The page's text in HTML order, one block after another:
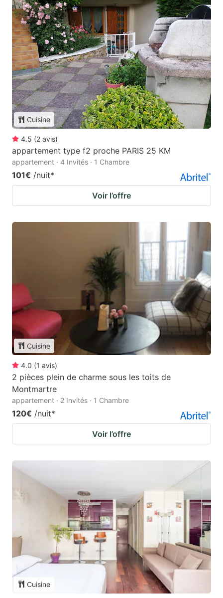
Cuisine
4.5 (2 avis)
appartement type f2 proche PARIS 25 KM
appartement · 4 Invités · 1 Chambre
101€ /nuit*
Voir l’offre
Cuisine
4.0 (1 avis)
2 pièces plein de charme sous les toits de
Montmartre
appartement · 2 Invités · 1 Chambre
120€ /nuit*
Voir l’offre
Cuisine